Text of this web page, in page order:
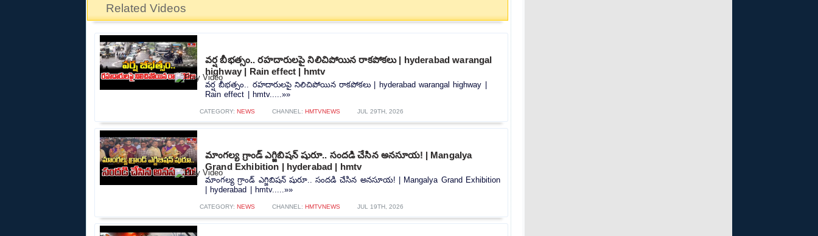
Related Videos
వర్ష బీభత్సం.. రహదారులపై నిలిచిపోయిన రాకపోకలు | hyderabad warangal
highway | Rain effect | hmtv
వర్ష బీభత్సం.. రహదారులపై నిలిచిపోయిన రాకపోకలు | hyderabad warangal highway |
Rain effect | hmtv.....»»
CATEGORY: NEWS CHANNEL: HMTVNEWS JUL 29TH, 2026
మాంగల్య గ్రాండ్ ఎగ్జిబిషన్ షురూ.. సందడి చేసిన అనసూయ! | Mangalya
Grand Exhibition | hyderabad | hmtv
మాంగల్య గ్రాండ్ ఎగ్జిబిషన్ షురూ.. సందడి చేసిన అనసూయ! | Mangalya Grand Exhibition
| hyderabad | hmtv.....»»
CATEGORY: NEWS CHANNEL: HMTVNEWS JUL 19TH, 2026